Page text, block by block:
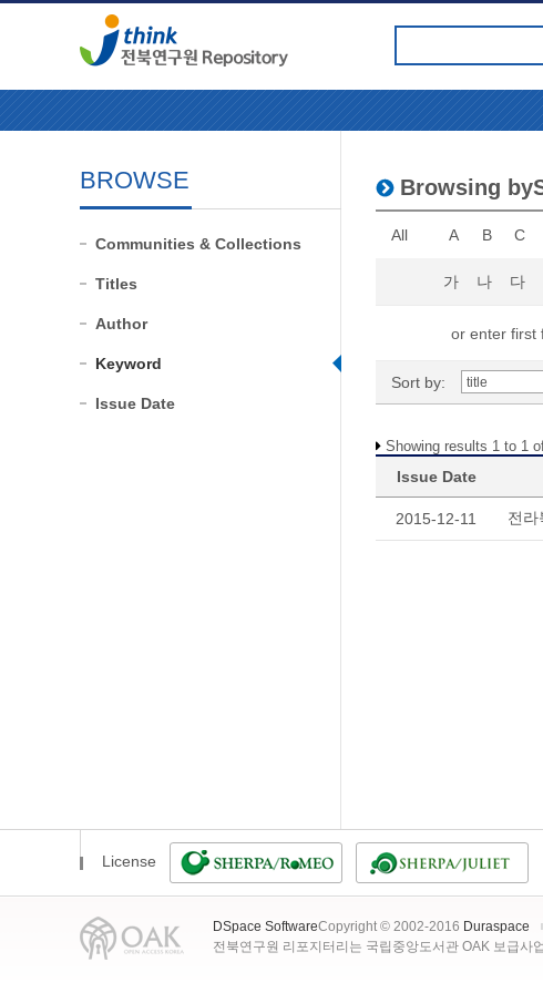
BROWSE
Communities & Collections
Titles
Author
Keyword
Issue Date
Browsing
All A B C
가 나 다
or enter first
Sort by:
Showing results 1 to 1
Issue Date
2015-12-11 전라
License
DSpace SoftwareCopyright © 2002-2016 Duraspace
전북연구원 리포지터리는 국립중앙도서관 OAK 보급사